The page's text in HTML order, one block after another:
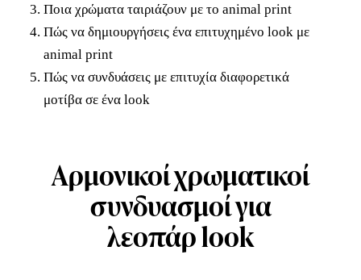
Ποια χρώματα ταιριάζουν με το animal print
Πώς να δημιουργήσεις ένα επιτυχημένο look με
animal print
Πώς να συνδυάσεις με επιτυχία διαφορετικά
μοτίβα σε ένα look
Αρμονικοί χρωματικοί
συνδυασμοί για
λεοπάρ look